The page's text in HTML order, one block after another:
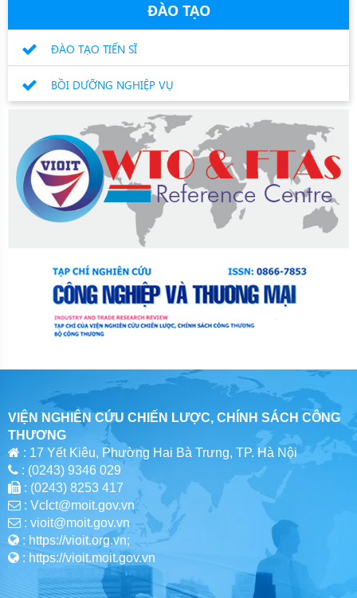
ĐÀO TẠO
ĐÀO TẠO TIẾN SĨ
BỒI DƯỠNG NGHIỆP VỤ
VIỆN NGHIÊN CỨU CHIẾN LƯỢC, CHÍNH SÁCH CÔNG
THƯƠNG
: 17 Yết Kiêu, Phường Hai Bà Trưng, TP. Hà Nội
: (0243) 9346 029
: (0243) 8253 417
: Vclct@moit.gov.vn
: vioit@moit.gov.vn
: https://vioit.org.vn;
: https://vioit.moit.gov.vn